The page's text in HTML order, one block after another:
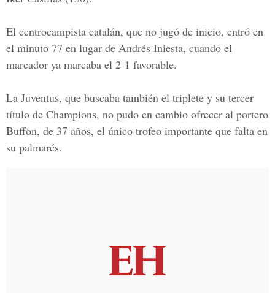
El centrocampista catalán, que no jugó de inicio, entró en
el minuto 77 en lugar de Andrés Iniesta, cuando el
marcador ya marcaba el 2-1 favorable.
La Juventus, que buscaba también el triplete y su tercer
título de Champions, no pudo en cambio ofrecer al portero
Buffon, de 37 años, el único trofeo importante que falta en
su palmarés.